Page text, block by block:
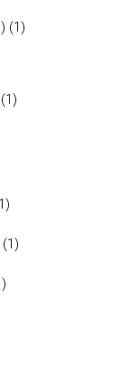
(1)
(1)
(1)